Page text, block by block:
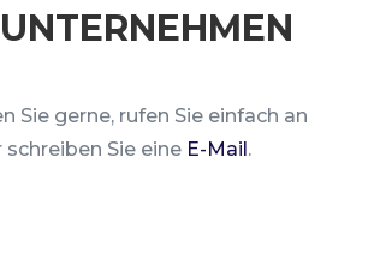
Sie gerne, rufen Sie einfach an
schreiben Sie eine E-Mail .